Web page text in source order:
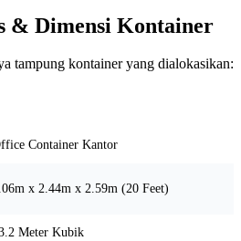
& Dimensi Kontainer
tampung kontainer yang dialokasikan:
Container Kantor
x 2.44m x 2.59m (20 Feet)
Meter Kubik